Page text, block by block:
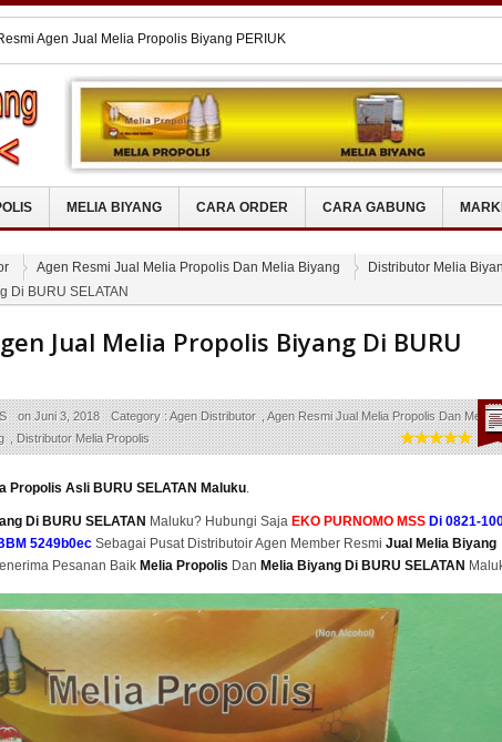
Agen Jual Melia Propolis Biyang PERIUK
Agen Jual Melia Propolis Biyang Di
Agen Jual Melia Propolis Biyang MAHAKAM
MELIA PROPOLIS Untuk OSTEOPOROSIS
Tulang
Agen Jual Melia Propolis Biyang Di TANAH
MELIA BIYANG CARA ORDER CARA GABUNG
Agen Resmi Jual Melia Propolis Dan Melia Biyang Distributor Melia
Di BURU SELATAN
Jual Melia Propolis Biyang Di BURU
onJuni 3, 2018 Category :Agen Distributor ,Agen Resmi Jual Melia Propolis Dan Melia
,Distributor Melia Propolis
Propolis Asli BURU SELATAN Maluku.
Di BURU SELATAN Maluku? Hubungi Saja EKO PURNOMO MSS Di 0821-
5249b0ec Sebagai Pusat Distributoir Agen Member Resmi Jual Melia Biyang
Pesanan Baik Melia Propolis Dan Melia Biyang Di BURU SELATAN